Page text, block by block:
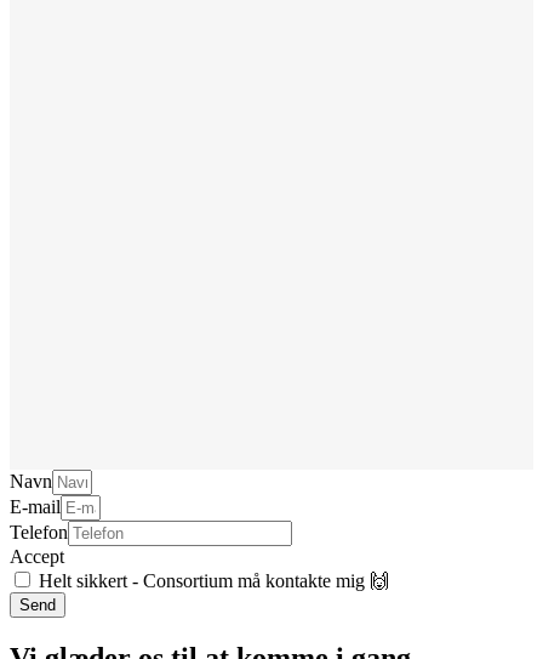
Navn
E-mail
Telefon
Accept
Helt sikkert - Consortium må kontakte mig 🙌
Send